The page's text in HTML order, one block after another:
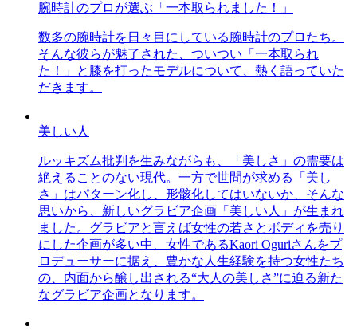
腕時計のプロが選ぶ「一本取られました！」
数多の腕時計を日々目にしている腕時計のプロたち。
そんな彼らが魅了された、ついつい「一本取られ
た！」と膝を打ったモデルについて、熱く語っていた
だきます。
美しい人
ルッキズム批判を生みながらも、「美しさ」の需要は
絶えることのない現代。一方で世間が求める「美し
さ」はパターン化し、形骸化してはいないか、そんな
思いから、新しいグラビア企画「美しい人」が生まれ
ました。グラビアと言えば女性の若さとボディを売り
にした企画が多い中、女性であるKaori Oguriさんをプ
ロデューサーに据え、豊かな人生経験を持つ女性たち
の、内面から醸し出される“大人の美しさ”に迫る新た
なグラビア企画となります。